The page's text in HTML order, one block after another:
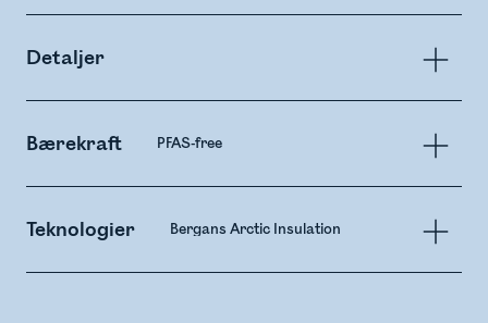
Detaljer
Bærekraft PFAS-free
Teknologier Bergans Arctic Insulation